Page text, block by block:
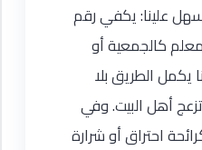
علينا: يكفي رقم
كالجمعية أو
يكمل الطريق بلا
أهل البيت. وفي
احتراق أو شرارة